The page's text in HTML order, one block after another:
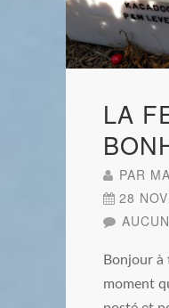
LA
PAR
28
Bonjour
moment